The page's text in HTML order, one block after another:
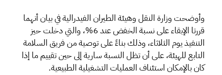
وأوضحت وزارة النقل وهيئة الطيران الفيدرالية في بيان أنهما
قررتا الإبقاء على نسبة الخفض عند 6%، والتي دخلت حيز
التنفيذ يوم الثلاثاء، وذلك بناءً على توصية من فريق السلامة
التابع للهيئة، على أن تظل النسبة سارية إلى حين تقييم ما إذا
كان بالإمكان استئناف العمليات التشغيلية الطبيعية.